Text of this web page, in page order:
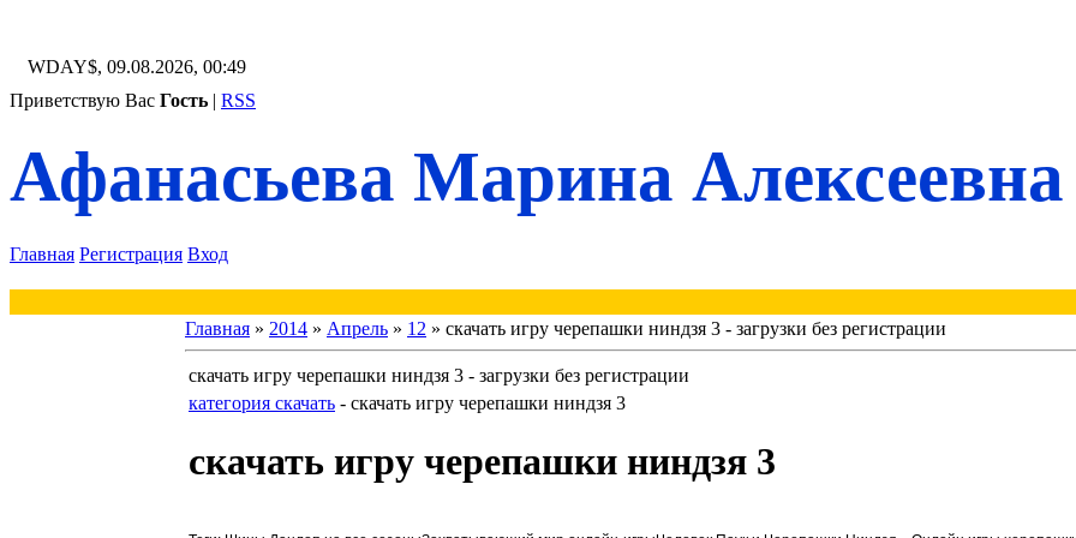
WDAY$, 09.08.2026, 00:49
Приветствую Вас Гость | RSS
Афанасьева Марина Алексеевна
Главная Регистрация Вход
Главная » 2014 » Апрель » 12 » скачать игру черепашки ниндзя 3 - загрузки без регистрации
скачать игру черепашки ниндзя 3 - загрузки без регистрации
категория скачать - скачать игру черепашки ниндзя 3
скачать игру черепашки ниндзя 3